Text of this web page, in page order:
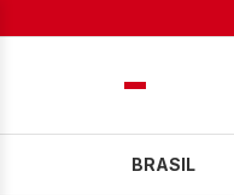
BRASIL